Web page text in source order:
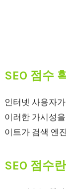
SEO 점수
인터넷 사용자
이러한 가시성
이트가 검색 엔
SEO 점수